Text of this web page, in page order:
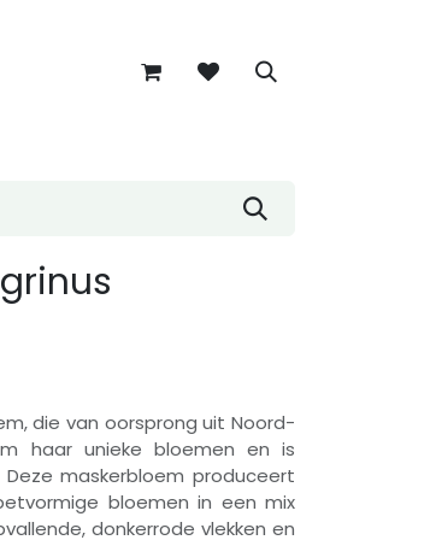
die van oorsprong uit Noord-
haar unieke bloemen en is
maskerbloem produceert
bloemen in een mix
donkerrode vlekken en